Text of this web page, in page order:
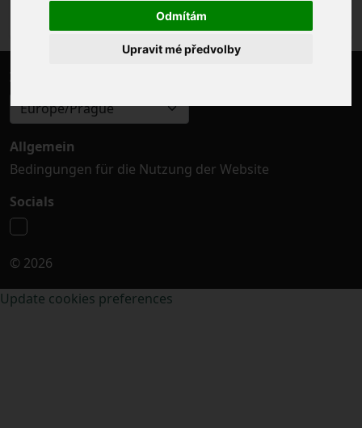
Odmítám
Upravit mé předvolby
jedoch ein anderes Ereignis versuchen.
Zeitzone auswählen
Europe/Prague
Allgemein
Bedingungen für die Nutzung der Website
Socials
© 2026
Update cookies preferences